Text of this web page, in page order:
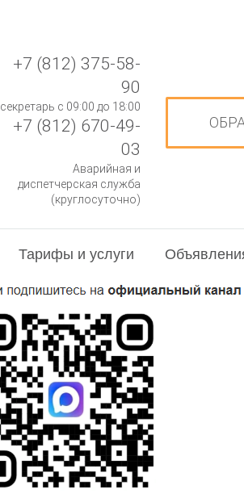
+7 (812) 375-58-
90
секретарь с 09:00 до 18:00
+7 (812) 670-49-
03
Аварийная и
диспетчерская служба
(круглосуточно)
Тарифы и услуги